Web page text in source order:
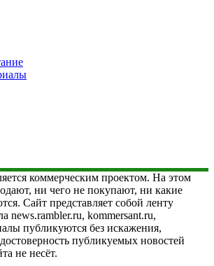
коммерческим проектом. На этом
ни чего не покупают, ни какие
Сайт представляет собой ленту
news.rambler.ru, kommersant.ru,
публикуются без искажения,
достоверность публикуемых новостей
не несёт.